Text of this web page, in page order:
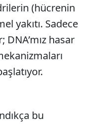
(hücrenin
yakıtı. Sadece
hasar
bu